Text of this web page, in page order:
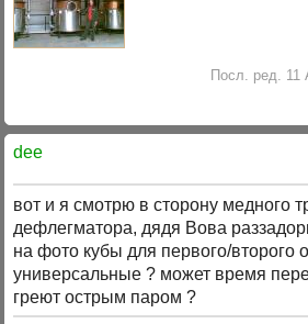
Посл. ред. 11
dee
вот и я смотрю в сторону медного
дефлегматора, дядя Вова
на фото кубы для первого/второго
универсальные ? может время
греют острым паром ?